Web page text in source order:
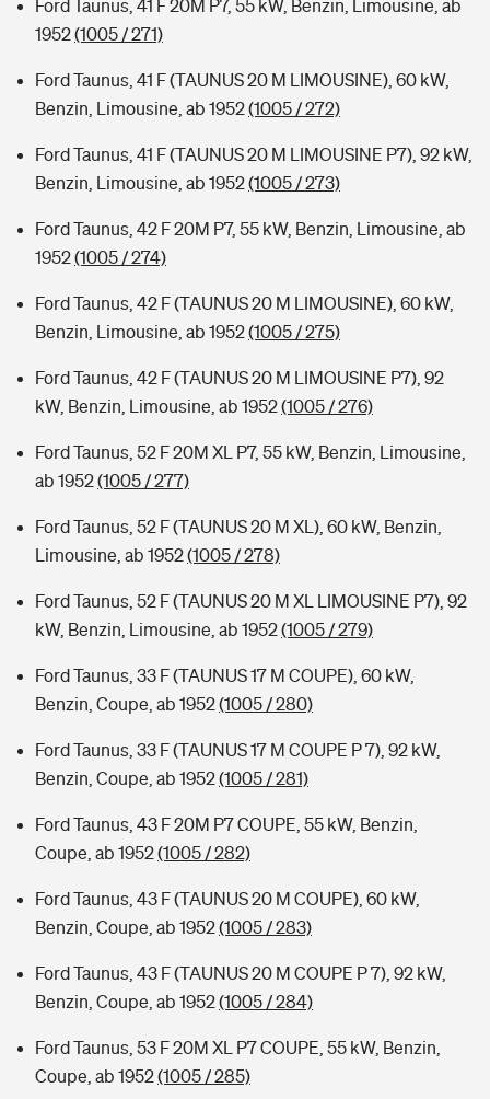
Ford Taunus, 41 F 20M P7, 55 kW, Benzin, Limousine, ab
1952(1005 / 271)
Ford Taunus, 41 F (TAUNUS 20 M LIMOUSINE), 60 kW,
Benzin, Limousine, ab 1952(1005 / 272)
Ford Taunus, 41 F (TAUNUS 20 M LIMOUSINE P7), 92 kW,
Benzin, Limousine, ab 1952(1005 / 273)
Ford Taunus, 42 F 20M P7, 55 kW, Benzin, Limousine, ab
1952(1005 / 274)
Ford Taunus, 42 F (TAUNUS 20 M LIMOUSINE), 60 kW,
Benzin, Limousine, ab 1952(1005 / 275)
Ford Taunus, 42 F (TAUNUS 20 M LIMOUSINE P7), 92
kW, Benzin, Limousine, ab 1952(1005 / 276)
Ford Taunus, 52 F 20M XL P7, 55 kW, Benzin, Limousine,
ab 1952(1005 / 277)
Ford Taunus, 52 F (TAUNUS 20 M XL), 60 kW, Benzin,
Limousine, ab 1952(1005 / 278)
Ford Taunus, 52 F (TAUNUS 20 M XL LIMOUSINE P7), 92
kW, Benzin, Limousine, ab 1952(1005 / 279)
Ford Taunus, 33 F (TAUNUS 17 M COUPE), 60 kW,
Benzin, Coupe, ab 1952(1005 / 280)
Ford Taunus, 33 F (TAUNUS 17 M COUPE P 7), 92 kW,
Benzin, Coupe, ab 1952(1005 / 281)
Ford Taunus, 43 F 20M P7 COUPE, 55 kW, Benzin,
Coupe, ab 1952(1005 / 282)
Ford Taunus, 43 F (TAUNUS 20 M COUPE), 60 kW,
Benzin, Coupe, ab 1952(1005 / 283)
Ford Taunus, 43 F (TAUNUS 20 M COUPE P 7), 92 kW,
Benzin, Coupe, ab 1952(1005 / 284)
Ford Taunus, 53 F 20M XL P7 COUPE, 55 kW, Benzin,
Coupe, ab 1952(1005 / 285)